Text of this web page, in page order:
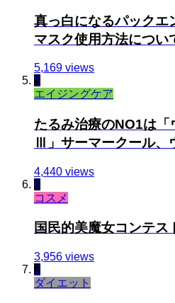
真っ白になるパックエ
マスク使用方法につい
5,169 views
5
エイジングケア
たるみ治療のNO1は「
Ⅲ」サーマークール、
4,440 views
6
コスメ
国民的美魔女コンテス
3,956 views
7
ダイエット